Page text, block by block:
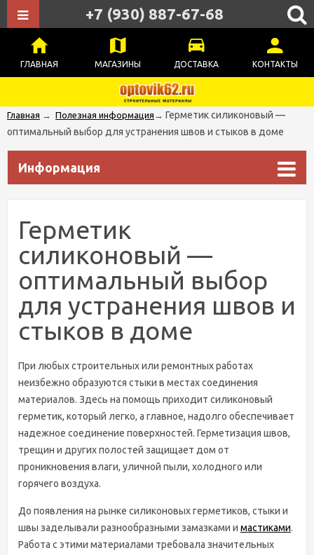
ГЛАВНАЯ МАГАЗИНЫ ДОСТАВКА КОНТАКТЫ
+7 (930) 887-67-68
Главная → Полезная информация → Герметик силиконовый —
оптимальный выбор для устранения швов и стыков в доме
Информация
Герметик
силиконовый —
оптимальный выбор
для устранения швов и
стыков в доме
При любых строительных или ремонтных работах
неизбежно образуются стыки в местах соединения
материалов. Здесь на помощь приходит силиконовый
герметик, который легко, а главное, надолго обеспечивает
надежное соединение поверхностей. Герметизация швов,
трещин и других полостей защищает дом от
проникновения влаги, уличной пыли, холодного или
горячего воздуха.
До появления на рынке силиконовых герметиков, стыки и
швы заделывали разнообразными замазками и мастиками.
Работа с этими материалами требовала значительных